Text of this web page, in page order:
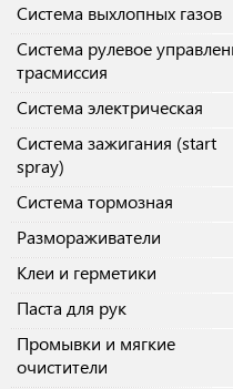
Система выхлопных газов
Система рулевое
трасмиссия
Система электрическая
Система зажигания (start
spray)
Система тормозная
Размораживатели
Клеи и герметики
Паста для рук
Промывки и мягкие
очистители